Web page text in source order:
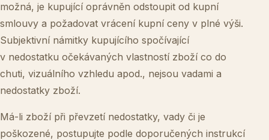
možná, je kupující oprávněn odstoupit od kupní
smlouvy a požadovat vrácení kupní ceny v plné výši.
Subjektivní námitky kupujícího spočívající
v nedostatku očekávaných vlastností zboží co do
chuti, vizuálního vzhledu apod., nejsou vadami a
nedostatky zboží.
Má-li zboží při převzetí nedostatky, vady či je
poškozené, postupujte podle doporučených instrukcí